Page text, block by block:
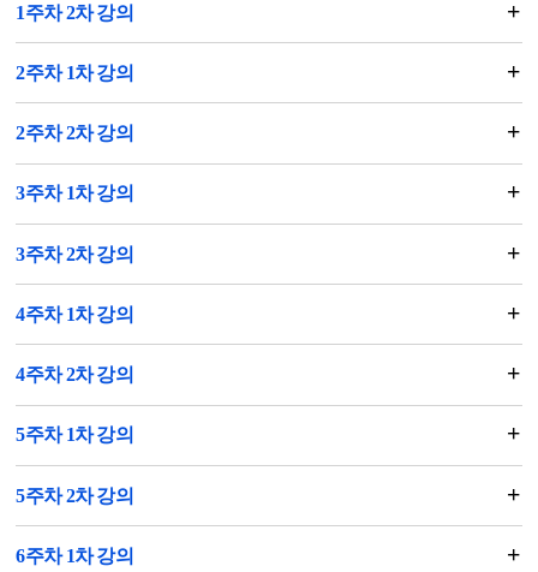
1주차 2차 강의
2주차 1차 강의
2주차 2차 강의
3주차 1차 강의
3주차 2차 강의
4주차 1차 강의
4주차 2차 강의
5주차 1차 강의
5주차 2차 강의
6주차 1차 강의